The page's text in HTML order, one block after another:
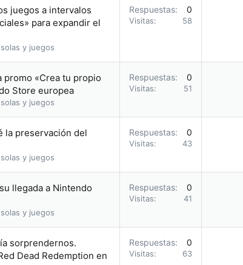
juegos a intervalos
para expandir el
y juegos
Respuestas 0
Visitas 58
promo «Crea tu propio
Store europea
y juegos
Respuestas 0
Visitas 51
la preservación del
y juegos
Respuestas 0
Visitas 43
llegada a Nintendo
y juegos
Respuestas 0
Visitas 41
sorprendernos.
Dead Redemption en
Respuestas 0
Visitas 63